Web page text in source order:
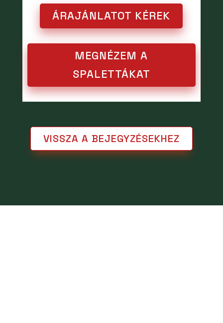
ÁRAJÁNLATOT KÉREK
MEGNÉZEM A
SPALETTÁKAT
VISSZA A BEJEGYZÉSEKHEZ